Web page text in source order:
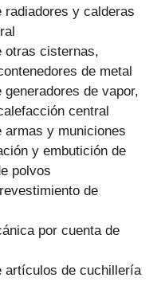
radiadores y calderas
otras cisternas,
de metal
de vapor,
central
armas y municiones
y embutición de
polvos
de
por cuenta de
artículos de cuchillería